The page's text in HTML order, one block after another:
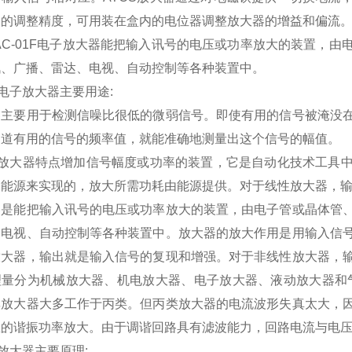
调整精度，可用装在盒内的电位器调整放大器的增益和偏流
01F电子放大器能把输入讯号的电压或功率放大的装置，由
广播、雷达、电视、自动控制等各种装置中。
子放大器主要用途:
要用于检测信噪比很低的微弱信号。即使有用的信号被淹没
有用的信号的频率值，就能准确地测量出这个信号的幅值。
大器特点增加信号幅度或功率的装置，它是自动化技术工具
源来实现的，放大所需功耗由能源提供。对于线性放大器，
能把输入讯号的电压或功率放大的装置，由电子管或晶体管
视、自动控制等各种装置中。放大器的放大作用是用输入信
器，输出就是输入信号的复现和增强。对于非线性放大器，
分为机械放大器、机电放大器、电子放大器、液动放大器
大器大多工作于丙类。但丙类放大器的电流波形失真太大，
谐振功率放大。由于调谐回路具有滤波能力，回路电流与电